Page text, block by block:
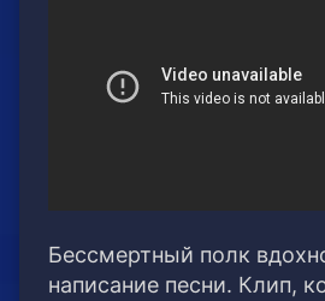
Бессмертный полк
написание песни. Клип,